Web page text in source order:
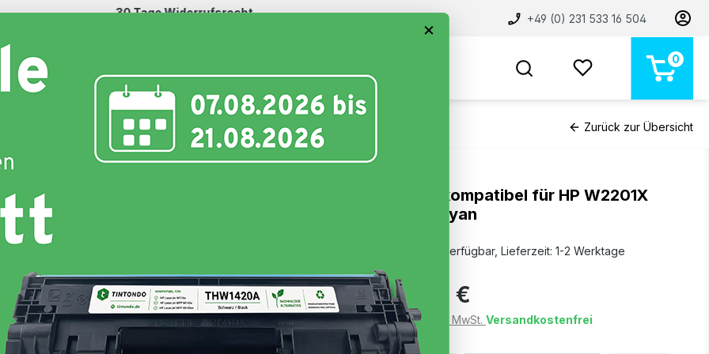
30 Tage Widerrufsrecht +49 (0) 231 533 16 504
0
Toner
Zurück zur Übersicht
Hersteller :
Grundpreis:
Produkttyp:
Weitere Variationen:
39,99 €
inkl. 19% MwSt. Versand
Toner kompatibel für HP W2201X
220X Cyan
Sofort verfügbar, Lieferzeit: 1-2 Werktage
39,99 €
Preise inkl. MwSt. Versandkostenfrei
STORE
×